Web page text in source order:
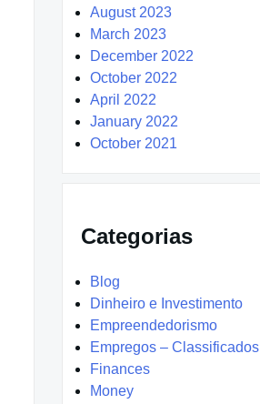
August 2023
March 2023
December 2022
October 2022
April 2022
January 2022
October 2021
Categorias
Blog
Dinheiro e Investimento
Empreendedorismo
Empregos – Classificados
Finances
Money